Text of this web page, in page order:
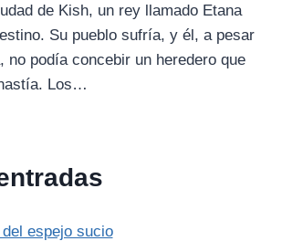
de Kish, un rey llamado Etana
Su pueblo sufría, y él, a pesar
no podía concebir un heredero que
Los…
espejo sucio